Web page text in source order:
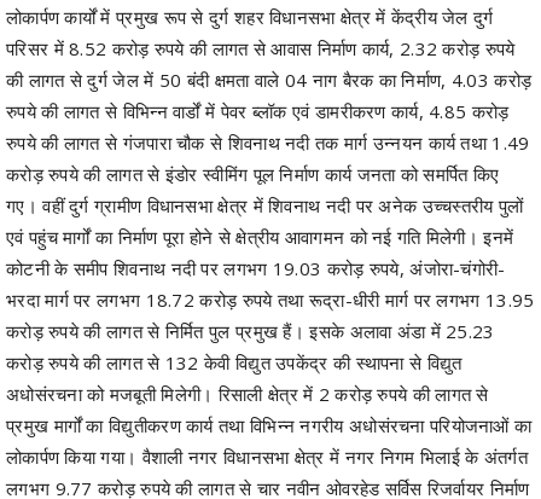
लोकार्पण कार्यों में प्रमुख रूप से दुर्ग शहर विधानसभा क्षेत्र में केंद्रीय जेल दुर्ग
परिसर में 8.52 करोड़ रुपये की लागत से आवास निर्माण कार्य, 2.32 करोड़ रुपये
की लागत से दुर्ग जेल में 50 बंदी क्षमता वाले 04 नाग बैरक का निर्माण, 4.03 करोड़
रुपये की लागत से विभिन्न वार्डों में पेवर ब्लॉक एवं डामरीकरण कार्य, 4.85 करोड़
रुपये की लागत से गंजपारा चौक से शिवनाथ नदी तक मार्ग उन्नयन कार्य तथा 1.49
करोड़ रुपये की लागत से इंडोर स्वीमिंग पूल निर्माण कार्य जनता को समर्पित किए
गए। वहीं दुर्ग ग्रामीण विधानसभा क्षेत्र में शिवनाथ नदी पर अनेक उच्चस्तरीय पुलों
एवं पहुंच मार्गों का निर्माण पूरा होने से क्षेत्रीय आवागमन को नई गति मिलेगी। इनमें
कोटनी के समीप शिवनाथ नदी पर लगभग 19.03 करोड़ रुपये, अंजोरा-चंगोरी-
भरदा मार्ग पर लगभग 18.72 करोड़ रुपये तथा रूद्रा-धीरी मार्ग पर लगभग 13.95
करोड़ रुपये की लागत से निर्मित पुल प्रमुख हैं। इसके अलावा अंडा में 25.23
करोड़ रुपये की लागत से 132 केवी विद्युत उपकेंद्र की स्थापना से विद्युत
अधोसंरचना को मजबूती मिलेगी। रिसाली क्षेत्र में 2 करोड़ रुपये की लागत से
प्रमुख मार्गों का विद्युतीकरण कार्य तथा विभिन्न नगरीय अधोसंरचना परियोजनाओं का
लोकार्पण किया गया। वैशाली नगर विधानसभा क्षेत्र में नगर निगम भिलाई के अंतर्गत
लगभग 9.77 करोड़ रुपये की लागत से चार नवीन ओवरहेड सर्विस रिजर्वायर निर्माण